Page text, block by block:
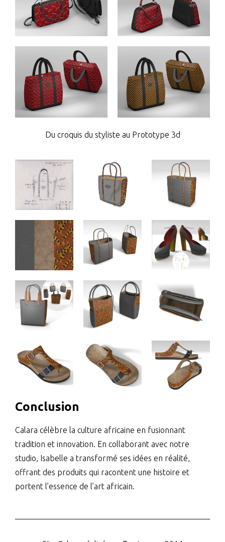
Du croquis du styliste au Prototype 3d
Conclusion
Calara célèbre la culture africaine en fusionnant
tradition et innovation. En collaborant avec notre
studio, Isabelle a transformé ses idées en réalité,
offrant des produits qui racontent une histoire et
portent l’essence de l’art africain.